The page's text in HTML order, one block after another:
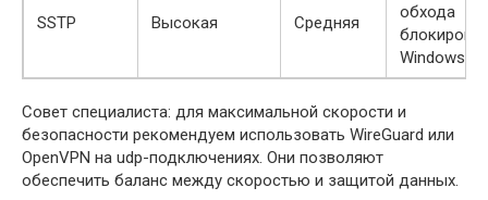
SSTP Высокая Средняя
обхода
Windows
Совет специалиста: для максимальной скорости и
безопасности рекомендуем использовать WireGuard или
OpenVPN на udp-подключениях. Они позволяют
обеспечить баланс между скоростью и защитой данных.